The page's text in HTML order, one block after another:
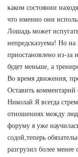
каком состоянии
что именно они
Лошадь может
непредсказуема! Но на
приостановлено из-за
будет меньше, а
Во время движения,
Оставить
Николай Я всегда
отношениях между
форуму я уже
содой,теперь
разгрузил более менее